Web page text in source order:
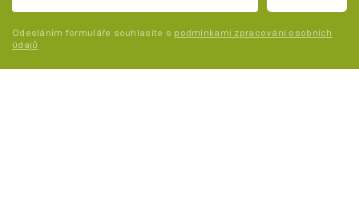
Odesláním formuláře souhlasíte s podmínkami zpracování osobních
údajů